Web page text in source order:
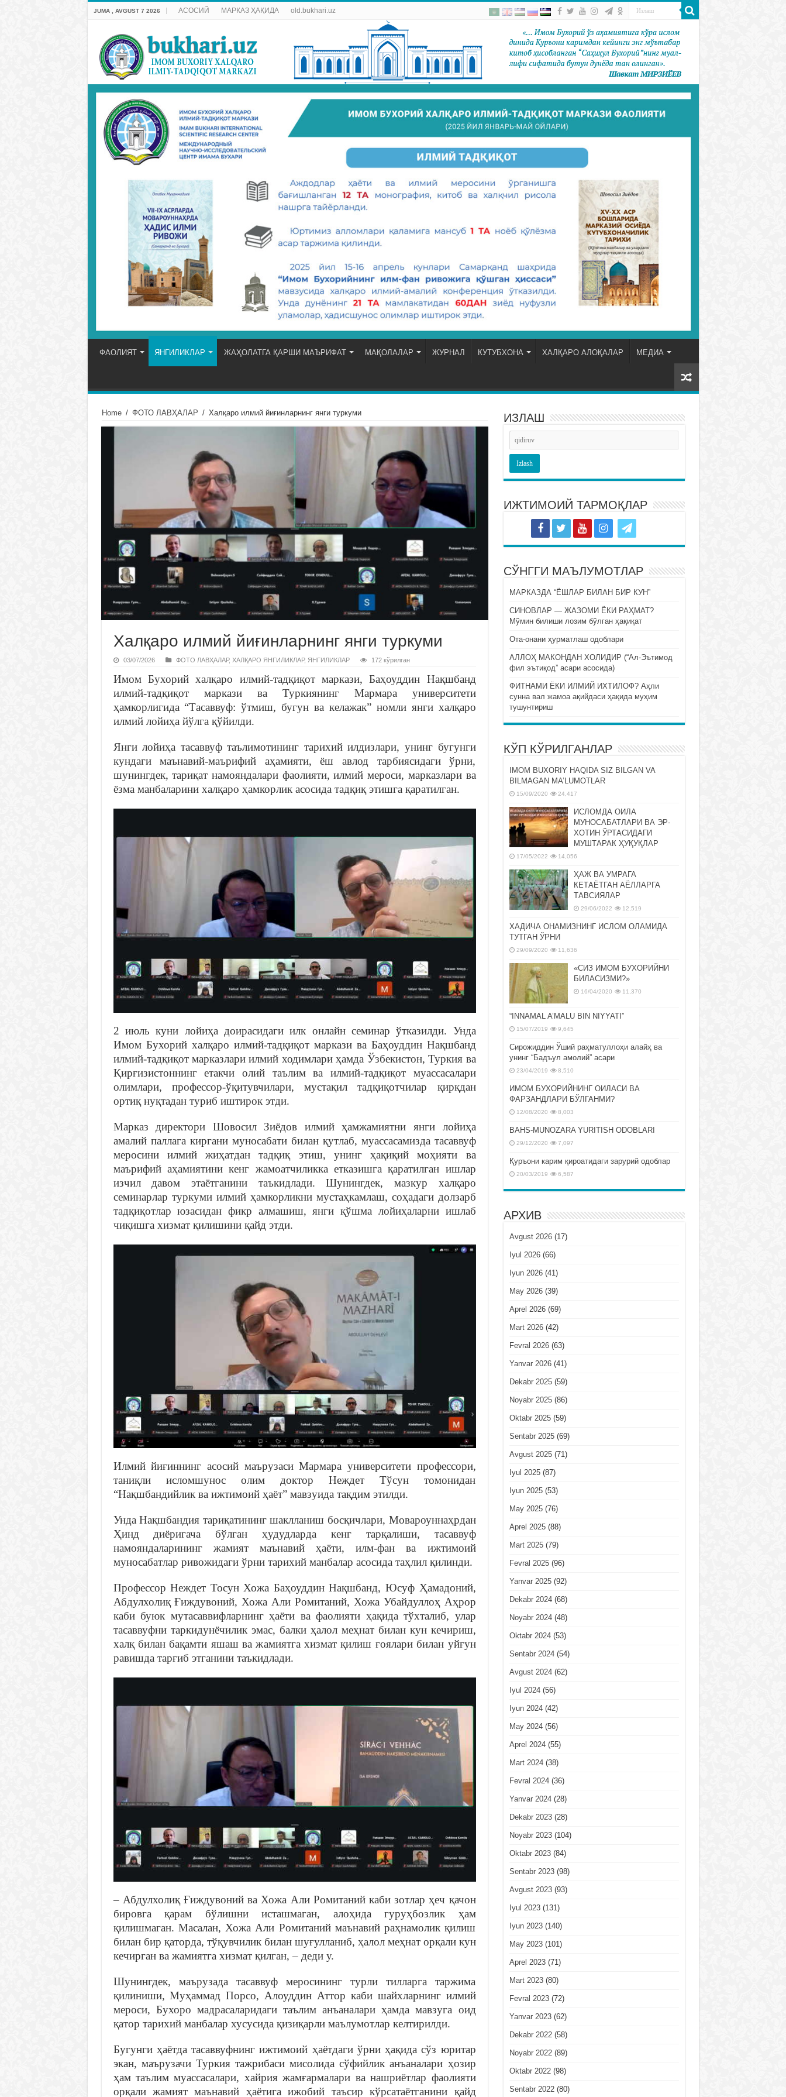
JUMA , AVGUST 7 2026 АСОСИЙ МАРКАЗ ҲАҚИДА old.bukhari.uz
ФАОЛИЯТ ЯНГИЛИКЛАР ЖАҲОЛАТГА ҚАРШИ МАЪРИФАТ МАҚОЛАЛАР ЖУРНАЛ КУТУБХОНА ХАЛҚАРО АЛОҚАЛАР МЕДИА
Home / ФОТО ЛАВҲАЛАР / Халқаро илмий йиғинларнинг янги туркуми
Халқаро илмий йиғинларнинг янги туркуми
03/07/2026 ФОТО ЛАВҲАЛАР, ХАЛҚАРО ЯНГИЛИКЛАР, ЯНГИЛИКЛАР 172 кўрилган
Имом Бухорий халқаро илмий-тадқиқот маркази, Баҳоуддин Нақшбанд
илмий-тадқиқот маркази ва Туркиянинг Мармара университети
ҳамкорлигида “Тасаввуф: ўтмиш, бугун ва келажак” номли янги халқаро
илмий лойиҳа йўлга қўйилди.
Янги лойиҳа тасаввуф таълимотининг тарихий илдизлари, унинг бугунги
кундаги маънавий-маърифий аҳамияти, ёш авлод тарбиясидаги ўрни,
шунингдек, тариқат намояндалари фаолияти, илмий мероси, марказлари ва
ёзма манбаларини халқаро ҳамкорлик асосида тадқиқ этишга қаратилган.
2 июль куни лойиҳа доирасидаги илк онлайн семинар ўтказилди. Унда
Имом Бухорий халқаро илмий-тадқиқот маркази ва Баҳоуддин Нақшбанд
илмий-тадқиқот марказлари илмий ходимлари ҳамда Ўзбекистон, Туркия ва
Қирғизистоннинг етакчи олий таълим ва илмий-тадқиқот муассасалари
олимлари, профессор-ўқитувчилари, мустақил тадқиқотчилар қирқдан
ортиқ нуқтадан туриб иштирок этди.
Марказ директори Шовосил Зиёдов илмий ҳамжамиятни янги лойиҳа
амалий паллага киргани муносабати билан қутлаб, муассасамизда тасаввуф
меросини илмий жиҳатдан тадқиқ этиш, унинг ҳақиқий моҳияти ва
маърифий аҳамиятини кенг жамоатчиликка етказишга қаратилган ишлар
изчил давом этаётганини таъкидлади. Шунингдек, мазкур халқаро
семинарлар туркуми илмий ҳамкорликни мустаҳкамлаш, соҳадаги долзарб
тадқиқотлар юзасидан фикр алмашиш, янги қўшма лойиҳаларни ишлаб
чиқишга хизмат қилишини қайд этди.
Илмий йиғиннинг асосий маърузаси Мармара университети профессори,
таниқли исломшунос олим доктор Неждет Тўсун томонидан
“Нақшбандийлик ва ижтимоий ҳаёт” мавзуида тақдим этилди.
Унда Нақшбандия тариқатининг шаклланиш босқичлари, Мовароуннаҳрдан
Ҳинд диёригача бўлган ҳудудларда кенг тарқалиши, тасаввуф
намояндаларининг жамият маънавий ҳаёти, илм-фан ва ижтимоий
муносабатлар ривожидаги ўрни тарихий манбалар асосида таҳлил қилинди.
Профессор Неждет Тосун Хожа Баҳоуддин Нақшбанд, Юсуф Ҳамадоний,
Абдулхолиқ Ғиждувоний, Хожа Али Ромитаний, Хожа Убайдуллоҳ Аҳрор
каби буюк мутасаввифларнинг ҳаёти ва фаолияти ҳақида тўхталиб, улар
тасаввуфни таркидунёчилик эмас, балки ҳалол меҳнат билан кун кечириш,
халқ билан бақамти яшаш ва жамиятга хизмат қилиш ғоялари билан уйғун
равишда тарғиб этганини таъкидлади.
– Абдулхолиқ Ғиждувоний ва Хожа Али Ромитаний каби зотлар ҳеч қачон
бировга қарам бўлишни исташмаган, алоҳида гуруҳбозлик ҳам
қилишмаган. Масалан, Хожа Али Ромитаний маънавий раҳнамолик қилиш
билан бир қаторда, тўқувчилик билан шуғулланиб, ҳалол меҳнат орқали кун
кечирган ва жамиятга хизмат қилган, – деди у.
Шунингдек, маърузада тасаввуф меросининг турли тилларга таржима
қилиниши, Муҳаммад Порсо, Алоуддин Аттор каби шайхларнинг илмий
мероси, Бухоро мадрасаларидаги таълим анъаналари ҳамда мавзуга оид
қатор тарихий манбалар хусусида қизиқарли маълумотлар келтирилди.
Бугунги ҳаётда тасаввуфнинг ижтимоий ҳаётдаги ўрни ҳақида сўз юритар
экан, маърузачи Туркия тажрибаси мисолида сўфийлик анъаналари ҳозир
ҳам таълим муассасалари, хайрия жамғармалари ва нашриётлар фаолияти
орқали жамият маънавий ҳаётига ижобий таъсир кўрсатаётганини қайд
ИЗЛАШ
ИЖТИМОИЙ ТАРМОҚЛАР
СЎНГГИ МАЪЛУМОТЛАР
МАРКАЗДА “ЁШЛАР БИЛАН БИР КУН”
СИНОВЛАР — ЖАЗОМИ ЁКИ РАҲМАТ?
Мўмин билиши лозим бўлган ҳақиқат
Ота-онани ҳурматлаш одоблари
АЛЛОҲ МАКОНДАН ХОЛИДИР (“Ал-Эътимод
фил эътиқод” асари асосида)
ФИТНАМИ ЁКИ ИЛМИЙ ИХТИЛОФ? Аҳли
сунна вал жамоа ақийдаси ҳақида муҳим
тушунтириш
КЎП КЎРИЛГАНЛАР
IMOM BUXORIY HAQIDA SIZ BILGAN VA
BILMAGAN MA’LUMOTLAR
15/09/2020 24,417
ИСЛОМДА ОИЛА
МУНОСАБАТЛАРИ ВА ЭР-
ХОТИН ЎРТАСИДАГИ
МУШТАРАК ҲУҚУҚЛАР
17/05/2022 14,056
ҲАЖ ВА УМРАГА
КЕТАЁТГАН АЁЛЛАРГА
ТАВСИЯЛАР
29/06/2022 12,519
ХАДИЧА ОНАМИЗНИНГ ИСЛОМ ОЛАМИДА
ТУТГАН ЎРНИ
29/09/2020 11,636
«СИЗ ИМОМ БУХОРИЙНИ
БИЛАСИЗМИ?»
16/04/2020 11,370
“INNAMAL A’MALU BIN NIYYATI”
15/07/2019 9,645
Сирожиддин Ўший раҳматуллоҳи алайҳ ва
унинг “Бадъул амолий” асари
23/04/2019 8,510
ИМОМ БУХОРИЙНИНГ ОИЛАСИ ВА
ФАРЗАНДЛАРИ БЎЛГАНМИ?
12/08/2020 8,003
BAHS-MUNOZARA YURITISH ODOBLARI
29/12/2020 7,097
Қуръони карим қироатидаги зарурий одоблар
20/03/2019 6,587
АРХИВ
Avgust 2026(17)
Iyul 2026(66)
Iyun 2026(41)
May 2026(39)
Aprel 2026(69)
Mart 2026(42)
Fevral 2026(63)
Yanvar 2026(41)
Dekabr 2025(59)
Noyabr 2025(86)
Oktabr 2025(59)
Sentabr 2025(69)
Avgust 2025(71)
Iyul 2025(87)
Iyun 2025(53)
May 2025(76)
Aprel 2025(88)
Mart 2025(79)
Fevral 2025(96)
Yanvar 2025(92)
Dekabr 2024(68)
Noyabr 2024(48)
Oktabr 2024(53)
Sentabr 2024(54)
Avgust 2024(62)
Iyul 2024(56)
Iyun 2024(42)
May 2024(56)
Aprel 2024(55)
Mart 2024(38)
Fevral 2024(36)
Yanvar 2024(28)
Dekabr 2023(28)
Noyabr 2023(104)
Oktabr 2023(84)
Sentabr 2023(98)
Avgust 2023(93)
Iyul 2023(131)
Iyun 2023(140)
May 2023(101)
Aprel 2023(71)
Mart 2023(80)
Fevral 2023(72)
Yanvar 2023(62)
Dekabr 2022(58)
Noyabr 2022(89)
Oktabr 2022(98)
Sentabr 2022(80)